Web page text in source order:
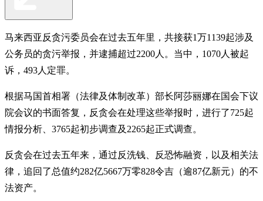
马来西亚反贪污委员会在过去五年里，共接获1万1139起涉及
公务员的贪污举报，并逮捕超过2200人。当中，1070人被起
诉，493人定罪。
根据马国首相署（法律及体制改革）部长阿莎丽娜在国会下议
院会议的书面答复，反贪会在处理这些举报时，进行了725起
情报分析、3765起初步调查及2265起正式调查。
反贪会在过去五年来，通过反洗钱、反恐怖融资，以及相关法
律，追回了总值约282亿5667万零828令吉（逾87亿新元）的不
法资产。